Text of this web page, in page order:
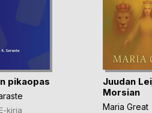
pikaopas
E-kirja
Juudan
Morsian
Maria Great